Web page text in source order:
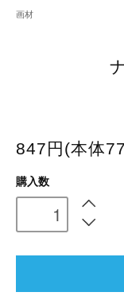
画材
847円(本体
購入数